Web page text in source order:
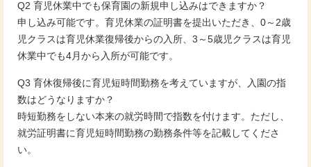
Q2 育児休業中でも保育園の新規申し込みはできますか？
申し込み可能です。育児休業の証明書を提出いただき、0～2歳
児クラスは育児休業復帰後からの入所、3～5歳児クラスは育児
休業中でも4月から入所が可能です。
Q3 育休復帰後に育児短時間勤務を考えていますが、入園の指
数はどうなりますか？
時短勤務をしない本来の就労時間で指数を付けます。ただし、
就労証明書に育児短時間勤務の勤務条件等を記載してくださ
い。